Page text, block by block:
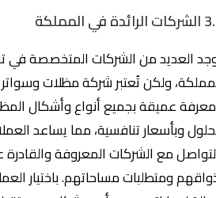
في المملكة
العديد من الشركات المتخصصة في
ولكن تُعتبر شركة مظلات
عميقة بجميع أنواع وأشكال
وبأسعار تنافسية، مما يساعد
مع الشركات المعروفة
ومتطلبات مساحاتهم. باختيار